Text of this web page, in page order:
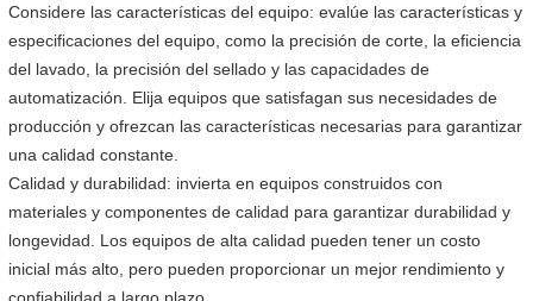
Considere las características del equipo: evalúe las características y
especificaciones del equipo, como la precisión de corte, la eficiencia
del lavado, la precisión del sellado y las capacidades de
automatización. Elija equipos que satisfagan sus necesidades de
producción y ofrezcan las características necesarias para garantizar
una calidad constante.
Calidad y durabilidad: invierta en equipos construidos con
materiales y componentes de calidad para garantizar durabilidad y
longevidad. Los equipos de alta calidad pueden tener un costo
inicial más alto, pero pueden proporcionar un mejor rendimiento y